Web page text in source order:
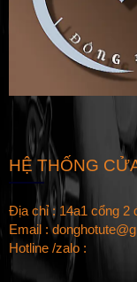
HỆ THỐNG
Địa chỉ : 14a1 cổng 2
Email :
Hotline /zalo :